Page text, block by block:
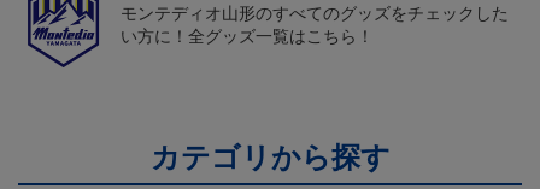
モンテディオ山形のすべてのグッズをチェックした
い方に！全グッズ一覧はこちら！
カテゴリから探す